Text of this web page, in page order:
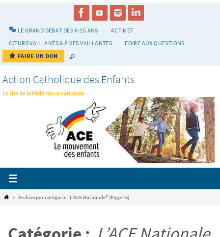
LE GRAND DÉBAT DES 6-15 ANS
ACTINET
CŒURS VAILLANTS & ÂMES VAILLANTES
FOIRE AUX QUESTIONS
FAIRE UN DON
Action Catholique des Enfants
Le site de la Fédération nationale
HomeArchive par catégorie "L’ACE Nationale" (Page 75)